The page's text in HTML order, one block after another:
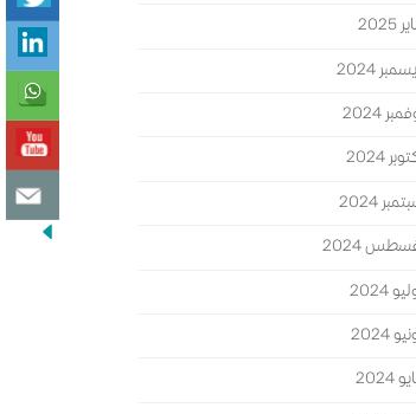
2025
2024
2024
2024
2024
2024
2024
2024
2024